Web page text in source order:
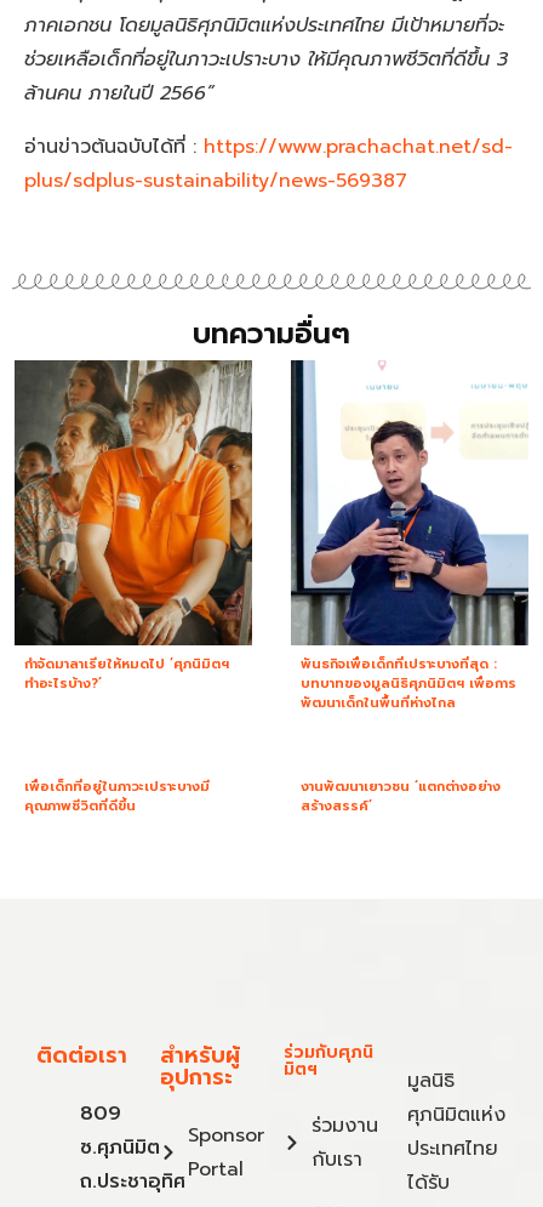
ภาคเอกชน โดยมูลนิธิศุภนิมิตแห่งประเทศไทย มีเป้าหมายที่จะ
ช่วยเหลือเด็กที่อยู่ในภาวะเปราะบาง ให้มีคุณภาพชีวิตที่ดีขึ้น 3
ล้านคน ภายในปี 2566”
อ่านข่าวต้นฉบับได้ที่ : https://www.prachachat.net/sd-
plus/sdplus-sustainability/news-569387
บทความอื่นๆ
กำจัดมาลาเรียให้หมดไป ‘ศุภนิมิตฯ
ทำอะไรบ้าง?’
พันธกิจเพื่อเด็กที่เปราะบางที่สุด :
บทบาทของมูลนิธิศุภนิมิตฯ เพื่อการ
พัฒนาเด็กในพื้นที่ห่างไกล
เพื่อเด็กที่อยู่ในภาวะเปราะบางมี
คุณภาพชีวิตที่ดีขึ้น
งานพัฒนาเยาวชน ‘แตกต่างอย่าง
สร้างสรรค์’
ติดต่อเรา
809
ซ.ศุภนิมิต
ถ.ประชาอุทิศ
สำหรับผู้
อุปการะ
Sponsor
Portal
ร่วมกับศุภนิ
มิตฯ
ร่วมงาน
กับเรา
มูลนิธิ
ศุภนิมิตแห่ง
ประเทศไทย
ได้รับ